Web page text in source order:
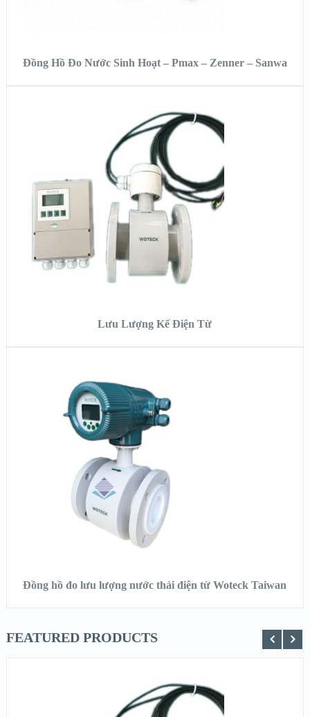
Đồng Hồ Đo Nước Sinh Hoạt – Pmax – Zenner – Sanwa
XEM NHANH
XEM CHI TIẾT
Lưu Lượng Kế Điện Từ
XEM NHANH
XEM CHI TIẾT
Đồng hồ đo lưu lượng nước thải điện từ Woteck Taiwan
FEATURED PRODUCTS